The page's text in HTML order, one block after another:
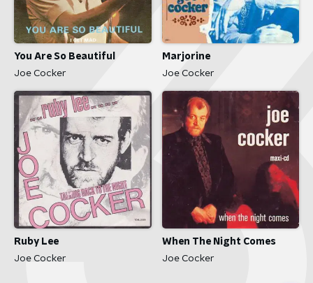
You Are So Beautiful
Joe Cocker
Marjorine
Joe Cocker
Ruby Lee
Joe Cocker
When The Night Comes
Joe Cocker